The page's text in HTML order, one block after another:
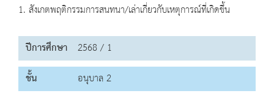
1. สังเกตพฤติกรรมการสนทนา/เล่าเกี่ยวกับเหตุการณ์ที่เกิดขึ้น
ปีการศึกษา 2568 / 1
ชั้น
อนุบาล 2